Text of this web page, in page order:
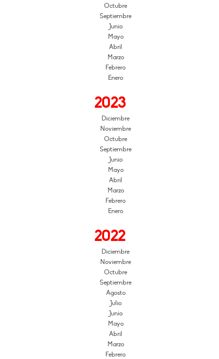
Octubre
Septiembre
Junio
Mayo
Abril
Marzo
Febrero
Enero
2023
Diciembre
Noviembre
Octubre
Septiembre
Junio
Mayo
Abril
Marzo
Febrero
Enero
2022
Diciembre
Noviembre
Octubre
Septiembre
Agosto
Julio
Junio
Mayo
Abril
Marzo
Febrero